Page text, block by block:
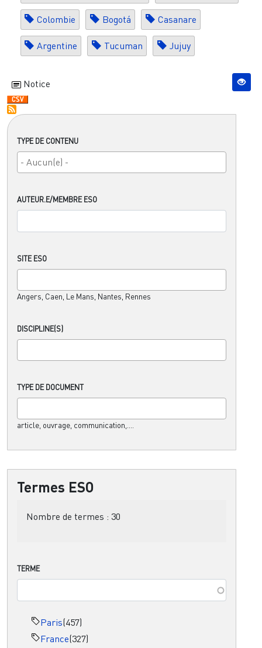
TYPE DE CONTENU
AUTEUR.E/MEMBRE ESO
SITE ESO
Angers, Caen, Le Mans, Nantes, Rennes
DISCIPLINE(S)
TYPE DE DOCUMENT
article, ouvrage, communication,....
Termes ESO
Nombre de termes : 30
TERME
Paris(457)
France(327)
Colombie Bogotá Casanare
Argentine Tucuman Jujuy
Notice